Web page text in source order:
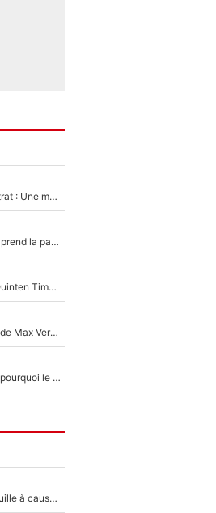
Kylian Mbappé lâche Nike pour un très gros contrat : Une marque «inattendue» va frapper très fort
Ferran Torres a dit oui au PSG : Le FC Barcelone prend la parole alors qu'un transfert de l'attaquant espagnol prend forme
En plein cauchemar après son transfert à l'OM, Quinten Timber raconte ses doutes après sa signature à Marseille
F1 - Une légende de McLaren refuse le transfert de Max Verstappen qui pourrait «faire des vagues» et plomber l'ambiance dans l'équipe
Yan Diomandé était trop cher pour le PSG : Voilà pourquoi le Real Madrid a accepté de payer la somme record de 140M€ pour boucler son transfert !
«Détester à vie», Stéphane Guy dans une embrouille à cause du PSG !